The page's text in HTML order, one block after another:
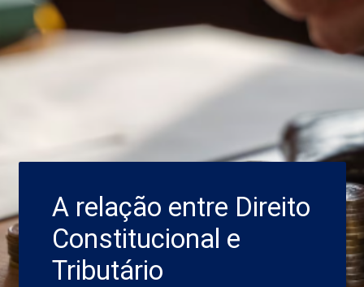
A relação entre Direito
Constitucional e
Tributário